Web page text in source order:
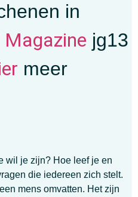
in
jg13
meer
wil je zijn? Hoe leef je en
die iedereen zich stelt.
mens omvatten. Het zijn